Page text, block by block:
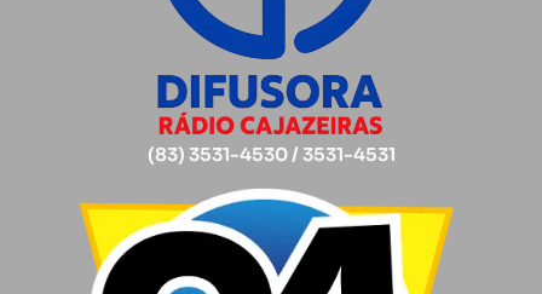
(83) 3531-4530 / 3531-4531